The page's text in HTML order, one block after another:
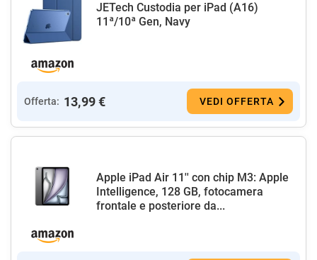
JETech Custodia per iPad (A16)
11ª/10ª Gen, Navy
Offerta: 13,99 € VEDI OFFERTA
Apple iPad Air 11'' con chip M3: Apple
Intelligence, 128 GB, fotocamera
frontale e posteriore da...